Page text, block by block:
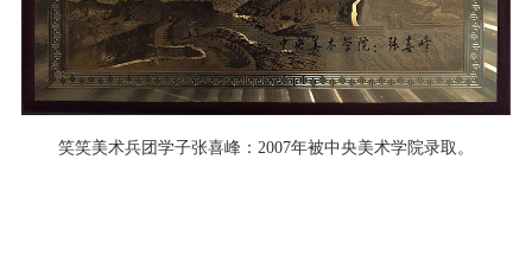
笑笑美术兵团学子张喜峰： 2007年被中央美术学院录取。